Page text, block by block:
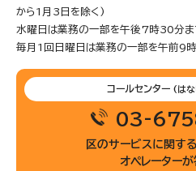
から1月3日を除く)
水曜日は業務の一部を午後7時30分ま
毎月1回日曜日は業務の一部を午前9時
コールセンター (はな
03-
区のサービスに関す
オペレーターが